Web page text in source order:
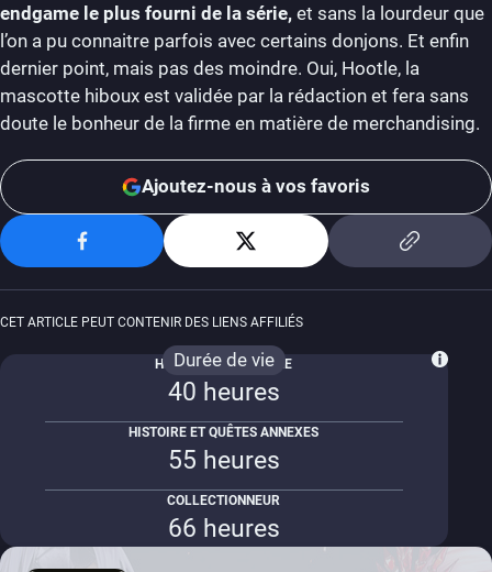
endgame le plus fourni de la série, et sans la lourdeur que
l’on a pu connaitre parfois avec certains donjons. Et enfin
dernier point, mais pas des moindre. Oui, Hootle, la
mascotte hiboux est validée par la rédaction et fera sans
doute le bonheur de la firme en matière de merchandising.
Ajoutez-nous à vos favoris
CET ARTICLE PEUT CONTENIR DES LIENS AFFILIÉS
Durée de vie
HISTOIRE PRINCIPALE
40 heures
HISTOIRE ET QUÊTES ANNEXES
55 heures
COLLECTIONNEUR
66 heures